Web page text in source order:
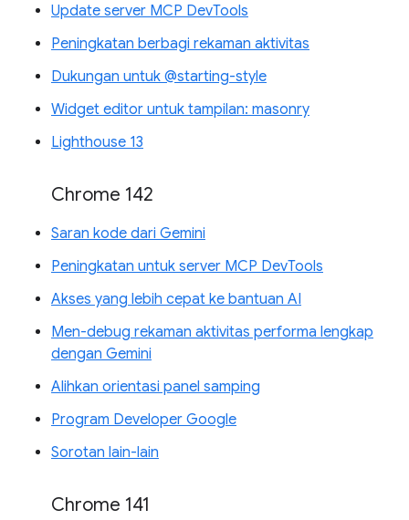
Update server MCP DevTools
Peningkatan berbagi rekaman aktivitas
Dukungan untuk @starting-style
Widget editor untuk tampilan: masonry
Lighthouse 13
Chrome 142
Saran kode dari Gemini
Peningkatan untuk server MCP DevTools
Akses yang lebih cepat ke bantuan AI
Men-debug rekaman aktivitas performa lengkap
dengan Gemini
Alihkan orientasi panel samping
Program Developer Google
Sorotan lain-lain
Chrome 141